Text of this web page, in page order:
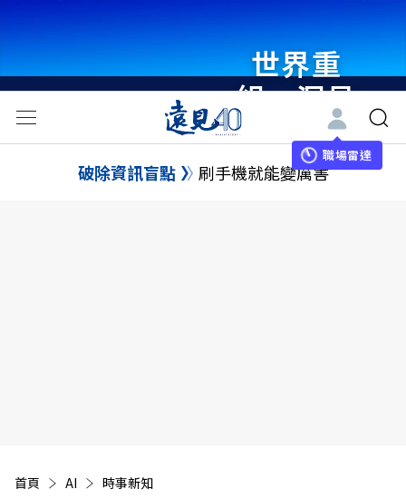
世界重
組・洞見
未來 與
世界領袖
職場雷達
破除資訊盲點 刷手機就能變厲害
首頁 AI 時事新知